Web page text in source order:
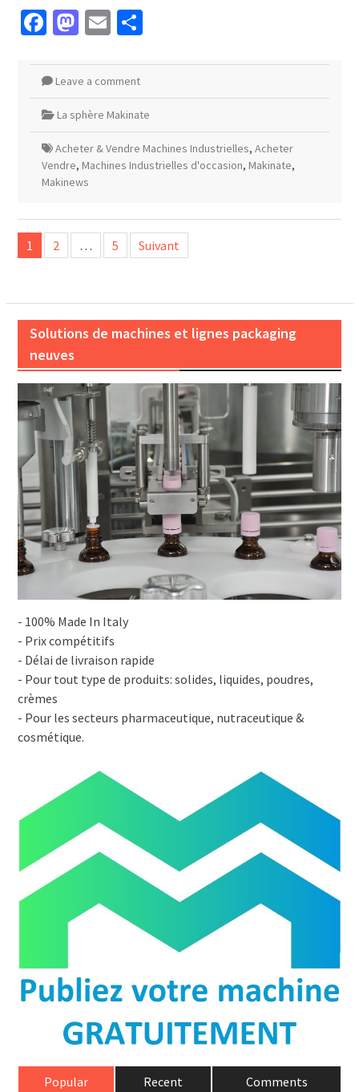
Facebook
Mastodon
EmailPartager
Leave a comment
La sphère Makinate
Acheter & Vendre Machines Industrielles, Acheter
Vendre, Machines Industrielles d'occasion, Makinate,
Makinews
Pagination
des
1 2 … 5 Suivant
Solutions de machines et lignes packaging
neuves
- 100% Made In Italy
- Prix compétitifs
- Délai de livraison rapide
- Pour tout type de produits: solides, liquides, poudres,
crèmes
- Pour les secteurs pharmaceutique, nutraceutique &
cosmétique.
Popular Recent Comments